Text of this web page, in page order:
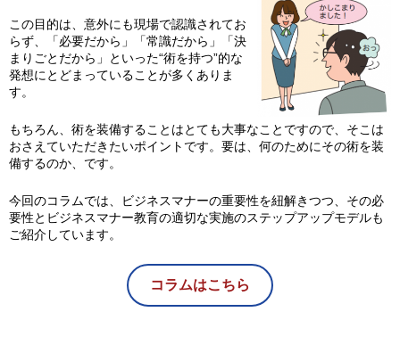
この目的は、意外にも現場で認識されてお
らず、「必要だから」「常識だから」「決
まりごとだから」といった“術を持つ”的な
発想にとどまっていることが多くありま
す。
もちろん、術を装備することはとても大事なことですので、そこは
おさえていただきたいポイントです。要は、何のためにその術を装
備するのか、です。
今回のコラムでは、ビジネスマナーの重要性を紐解きつつ、その必
要性とビジネスマナー教育の適切な実施のステップアップモデルも
ご紹介しています。
コラムはこちら